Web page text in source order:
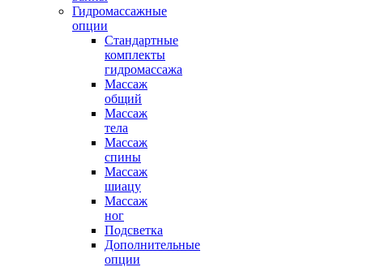
Гидромассажные
опции
Стандартные
комплекты
гидромассажа
Массаж
общий
Массаж
тела
Массаж
спины
Массаж
шиацу
Массаж
ног
Подсветка
Дополнительные
опции